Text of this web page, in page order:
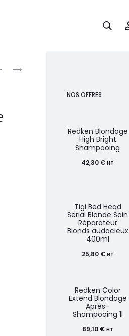
navigation
L’ORÉAL
APRÈS-
L’ORÉAL
BLONDIFIER
NOS OFFRES
Redken Blondage
High Bright
Shampooing
42,30 € HT
Tigi Bed Head
Serial Blonde Soin
Réparateur
Blonds audacieux
400ml
25,80 € HT
Redken Color
Extend Blondage
Après-
Shampooing 1l
89,10 € HT